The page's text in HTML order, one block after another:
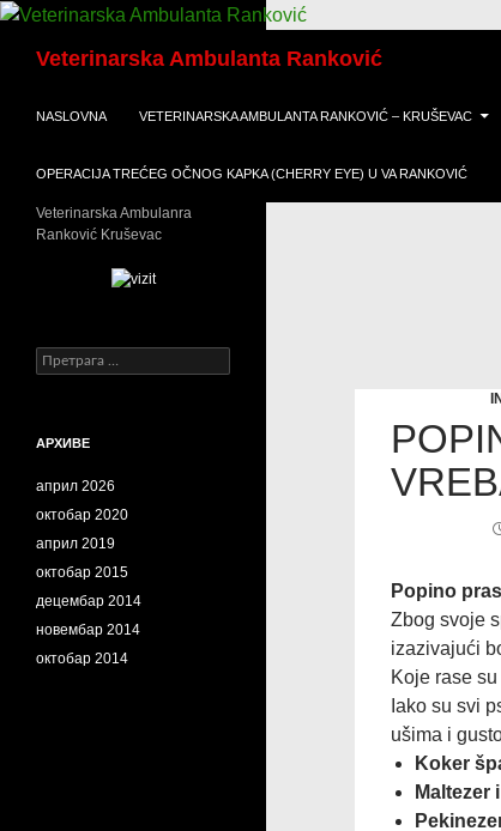
Скочи
садржај
Veterinarska Ambulanta Ranković
NASLOVNA VETERINARSKA AMBULANTA RANKOVIĆ – KRUŠEVAC
OPERACIJA TREĆEG OČNOG KAPKA (CHERRY EYE) U VA RANKOVIĆ
Popino
Zbog svoje
izazivajući
Koje rase
Iako su svi
ušima i
Koker
Maltezer
Veterinarska Ambulanra
Ranković Kruševac
Претрага
за:
АРХИВЕ
април 2026
октобар 2020
април 2019
октобар 2015
децембар 2014
новембар 2014
октобар 2014